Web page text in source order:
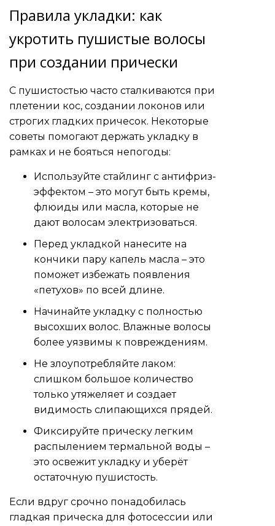
Правила укладки: как
укротить пушистые волосы
при создании прически
С пушистостью часто сталкиваются при
плетении кос, создании локонов или
строгих гладких причесок. Некоторые
советы помогают держать укладку в
рамках и не бояться непогоды:
Используйте стайлинг с антифриз-
эффектом – это могут быть кремы,
флюиды или масла, которые не
дают волосам электризоваться.
Перед укладкой нанесите на
кончики пару капель масла – это
поможет избежать появления
«петухов» по всей длине.
Начинайте укладку с полностью
высохших волос. Влажные волосы
более уязвимы к повреждениям.
Не злоупотребляйте лаком:
слишком большое количество
только утяжеляет и создает
видимость слипающихся прядей.
Фиксируйте прическу легким
распылением термальной воды –
это освежит укладку и уберёт
остаточную пушистость.
Если вдруг срочно понадобилась
гладкая прическа для фотосессии или